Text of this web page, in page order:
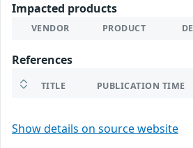
Impacted products
VENDOR PRODUCT
References
TITLE PUBLICATION TIME
Show details on source website